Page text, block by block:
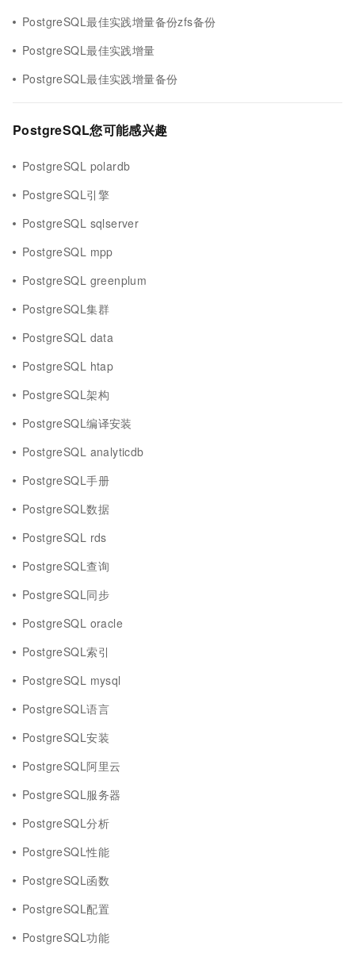
PostgreSQL最佳实践增量备份zfs备份
PostgreSQL最佳实践增量
PostgreSQL最佳实践增量备份
PostgreSQL您可能感兴趣
PostgreSQL polardb
PostgreSQL引擎
PostgreSQL sqlserver
PostgreSQL mpp
PostgreSQL greenplum
PostgreSQL集群
PostgreSQL data
PostgreSQL htap
PostgreSQL架构
PostgreSQL编译安装
PostgreSQL analyticdb
PostgreSQL手册
PostgreSQL数据
PostgreSQL rds
PostgreSQL查询
PostgreSQL同步
PostgreSQL oracle
PostgreSQL索引
PostgreSQL mysql
PostgreSQL语言
PostgreSQL安装
PostgreSQL阿里云
PostgreSQL服务器
PostgreSQL分析
PostgreSQL性能
PostgreSQL函数
PostgreSQL配置
PostgreSQL功能